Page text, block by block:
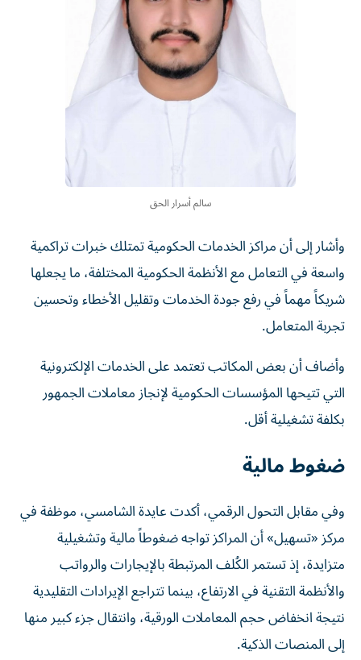
سالم أسرار الحق
وأشار إلى أن مراكز الخدمات الحكومية تمتلك خبرات تراكمية
واسعة في التعامل مع الأنظمة الحكومية المختلفة، ما يجعلها
شريكاً مهماً في رفع جودة الخدمات وتقليل الأخطاء وتحسين
تجربة المتعامل.
وأضاف أن بعض المكاتب تعتمد على الخدمات الإلكترونية
التي تتيحها المؤسسات الحكومية لإنجاز معاملات الجمهور
بكلفة تشغيلية أقل.
ضغوط مالية
وفي مقابل التحول الرقمي، أكدت عايدة الشامسي، موظفة في
مركز «تسهيل» أن المراكز تواجه ضغوطاً مالية وتشغيلية
متزايدة، إذ تستمر الكُلف المرتبطة بالإيجارات والرواتب
والأنظمة التقنية في الارتفاع، بينما تتراجع الإيرادات التقليدية
نتيجة انخفاض حجم المعاملات الورقية، وانتقال جزء كبير منها
إلى المنصات الذكية.